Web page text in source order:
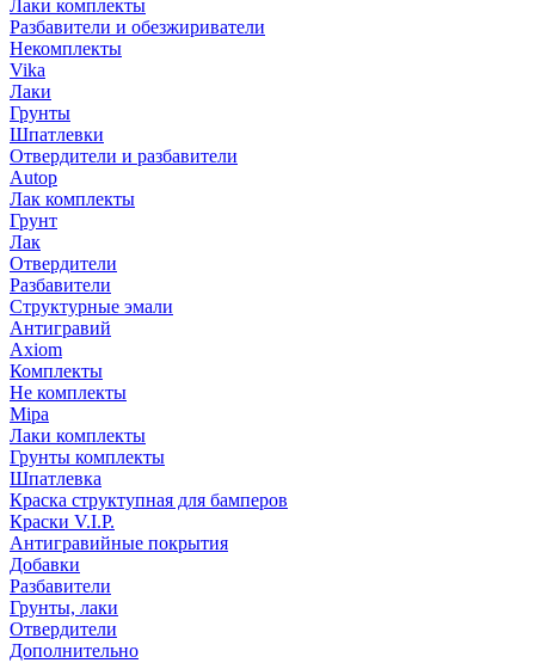
Лаки комплекты
Разбавители и обезжириватели
Некомплекты
Vika
Лаки
Грунты
Шпатлевки
Отвердители и разбавители
Autop
Лак комплекты
Грунт
Лак
Отвердители
Разбавители
Структурные эмали
Антигравий
Axiom
Комплекты
Не комплекты
Mipa
Лаки комплекты
Грунты комплекты
Шпатлевка
Краска структупная для бамперов
Краски V.I.P.
Антигравийные покрытия
Добавки
Разбавители
Грунты, лаки
Отвердители
Дополнительно